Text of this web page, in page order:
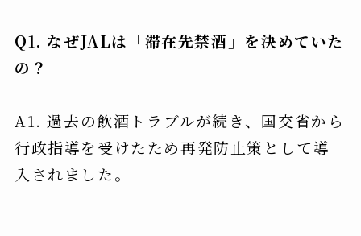
Q1. なぜJALは「滞在先禁酒」を決めていた
の？
A1. 過去の飲酒トラブルが続き、国交省から
行政指導を受けたため再発防止策として導
入されました。